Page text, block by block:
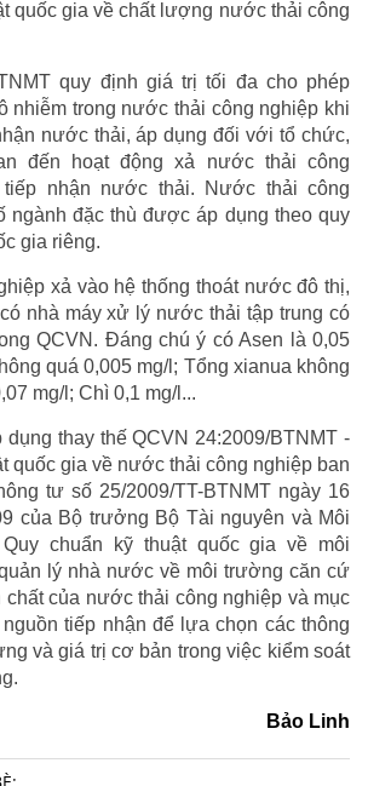
quốc gia về chất lượng nước thải công
quy định giá trị tối đa cho phép
nhiễm trong nước thải công nghiệp khi
nước thải, áp dụng đối với tổ chức,
đến hoạt động xả nước thải công
tiếp nhận nước thải. Nước thải công
ngành đặc thù được áp dụng theo quy
gia riêng.
xả vào hệ thống thoát nước đô thị,
nhà máy xử lý nước thải tập trung có
QCVN. Đáng chú ý có Asen là 0,05
quá 0,005 mg/l; Tổng xianua không
mg/l; Chì 0,1 mg/l...
dụng thay thế QCVN 24:2009/BTNMT -
quốc gia về nước thải công nghiệp ban
tư số 25/2009/TT-BTNMT ngày 16
của Bộ trưởng Bộ Tài nguyên và Môi
chuẩn kỹ thuật quốc gia về môi
lý nhà nước về môi trường căn cứ
chất của nước thải công nghiệp và mục
tiếp nhận để lựa chọn các thông
và giá trị cơ bản trong việc kiểm soát
Bảo Linh